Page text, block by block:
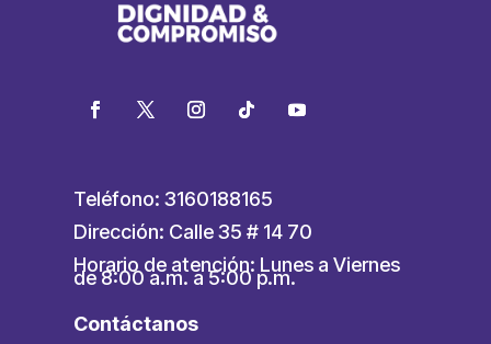
Teléfono: 3160188165
Dirección: Calle 35 # 14 70
Horario de atención: Lunes a Viernes
de 8:00 a.m. a 5:00 p.m.
Contáctanos